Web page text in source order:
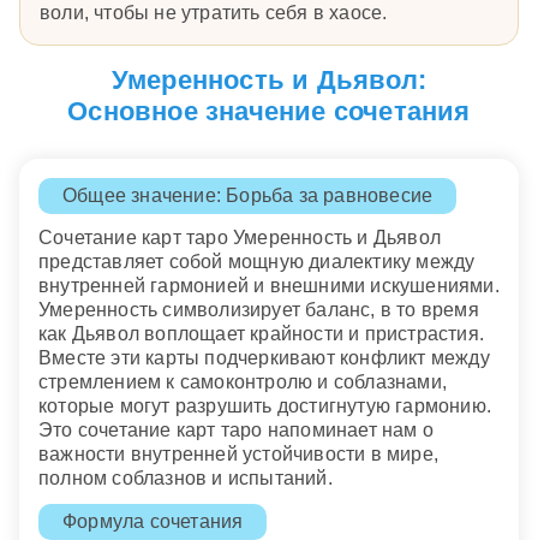
воли, чтобы не утратить себя в хаосе.
Умеренность и Дьявол:
Основное значение сочетания
Общее значение: Борьба за равновесие
Сочетание карт таро Умеренность и Дьявол
представляет собой мощную диалектику между
внутренней гармонией и внешними искушениями.
Умеренность символизирует баланс, в то время
как Дьявол воплощает крайности и пристрастия.
Вместе эти карты подчеркивают конфликт между
стремлением к самоконтролю и соблазнами,
которые могут разрушить достигнутую гармонию.
Это сочетание карт таро напоминает нам о
важности внутренней устойчивости в мире,
полном соблазнов и испытаний.
Формула сочетания